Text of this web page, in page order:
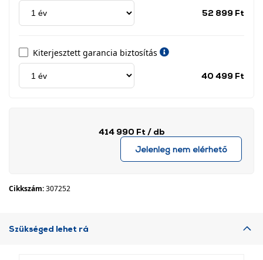
52 899 Ft
Kiterjesztett garancia biztosítás
40 499 Ft
414 990 Ft / db
Jelenleg nem elérhető
Cikkszám:307252
Szükséged lehet rá